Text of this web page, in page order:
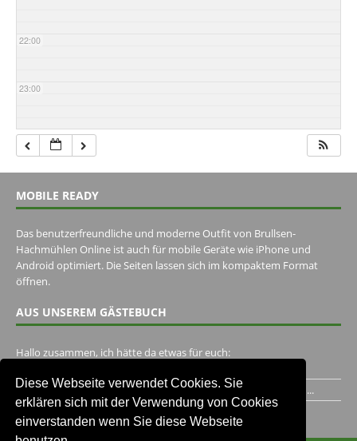
Diese Webseite verwendet Cookies. Sie
erklären sich mit der Verwendung von Cookies
einverstanden wenn Sie diese Webseite
22:00
23:00
MOBILE READY
Das benutzerfreundliche und moderne Outfit von Brullsen-
Hachmühlen Online ist auch für mobile Geräte wie iPhone und
Android optimiert. Die Seiten lassen sich im kompaktem Format
öffnen.
AUS UNSEREM GÄSTEBUCH
Hallo zusammen, ich hätte da etwas für euch:
Ich habe ein Jahr im Gasthaus Hugo Pape verbracht..Habe ihn...
Unser Gästebuch besuchen